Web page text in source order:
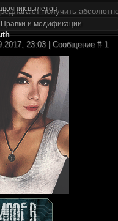
вылетов
Правки и модификации
получить
23:03 | Сообщение # 1